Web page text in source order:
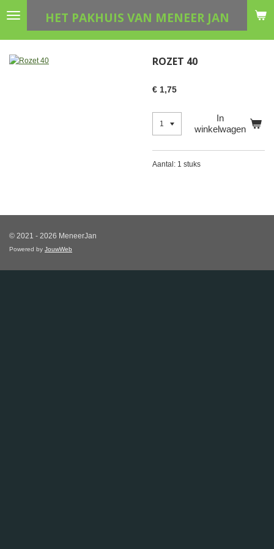
Ga
hoofdinhoud
HET PAKHUIS VAN MENEER JAN
ROZET 40
€ 1,75
In
winkelwagen
Aantal: 1 stuks
© 2021 - 2026 MeneerJan
Powered by JouwWeb